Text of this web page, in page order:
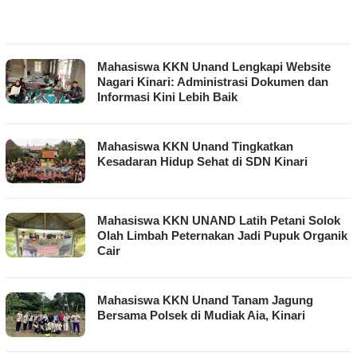
Mahasiswa KKN Unand Lengkapi Website
Nagari Kinari: Administrasi Dokumen dan
Informasi Kini Lebih Baik
Mahasiswa KKN Unand Tingkatkan
Kesadaran Hidup Sehat di SDN Kinari
Mahasiswa KKN UNAND Latih Petani Solok
Olah Limbah Peternakan Jadi Pupuk Organik
Cair
Mahasiswa KKN Unand Tanam Jagung
Bersama Polsek di Mudiak Aia, Kinari